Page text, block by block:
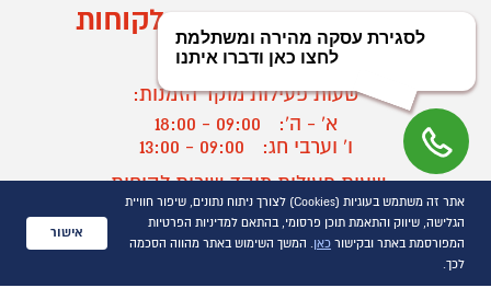
מוקד הזמנות ושירות לקוחות
03-9545370
שעות פעילות מוקד הזמנות:
א' - ה':
09:00 - 18:00
ו' וערבי חג:
09:00 - 13:00
שעות פעילות מוקד שירות לקוחות:
א' - ד':
09:00 - 16:30
ה :
09:00 - 16:00
חול המועד
אתר זה משתמש בעוגיות (Cookies) לצורך ניתוח נתונים, שיפור חוויית
הגלישה, שיווק והתאמת תוכן פרסומי, בהתאם למדיניות הפרטיות
המפורסמת באתר ובקישור כאן. המשך השימוש באתר מהווה הסכמה
לכך.
אישור